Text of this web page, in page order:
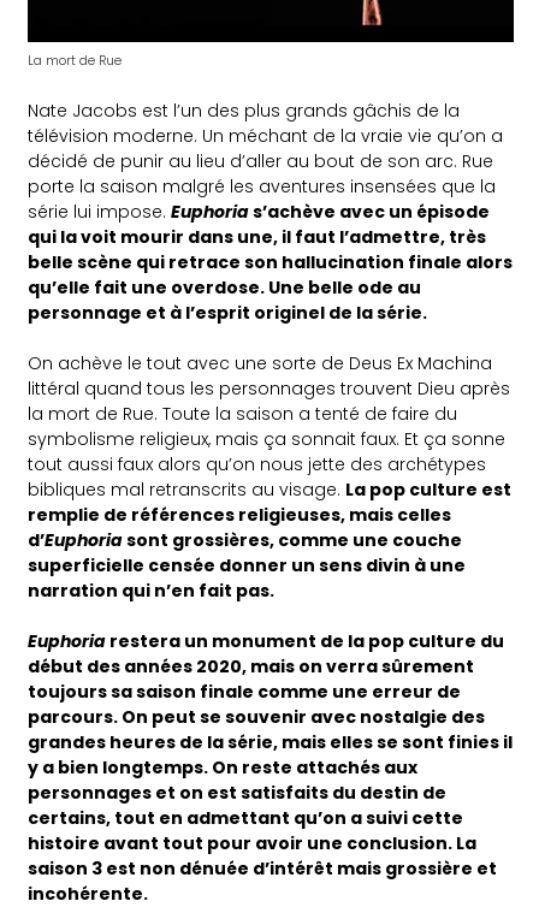
La mort de Rue
Nate Jacobs est l’un des plus grands gâchis de la
télévision moderne. Un méchant de la vraie vie qu’on a
décidé de punir au lieu d’aller au bout de son arc. Rue
porte la saison malgré les aventures insensées que la
série lui impose.Euphorias’achève avec un épisode
qui la voit mourir dans une, il faut l’admettre, très
belle scène qui retrace son hallucination finale alors
qu’elle fait une overdose. Une belle ode au
personnage et à l’esprit originel de la série.
On achève le tout avec une sorte de Deus Ex Machina
littéral quand tous les personnages trouvent Dieu après
la mort de Rue. Toute la saison a tenté de faire du
symbolisme religieux, mais ça sonnait faux. Et ça sonne
tout aussi faux alors qu’on nous jette des archétypes
bibliques mal retranscrits au visage. La pop culture est
remplie de références religieuses, mais celles
d’Euphoriasont grossières, comme une couche
superficielle censée donner un sens divin à une
narration qui n’en fait pas.
Euphoria restera un monument de la pop culture du
début des années 2020, mais on verra sûrement
toujours sa saison finale comme une erreur de
parcours. On peut se souvenir avec nostalgie des
grandes heures de la série, mais elles se sont finies il
y a bien longtemps. On reste attachés aux
personnages et on est satisfaits du destin de
certains, tout en admettant qu’on a suivi cette
histoire avant tout pour avoir une conclusion. La
saison 3 est non dénuée d’intérêt mais grossière et
incohérente.